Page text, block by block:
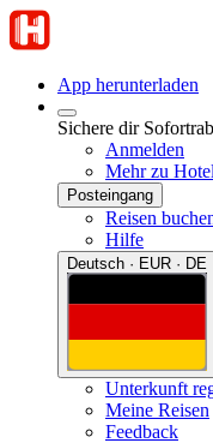
App herunterladen
Sichere dir
Anmelden
Mehr zu
Posteingang
Reisen
Hilfe
Deutsch · EUR · DE
Unterkunft
Meine Reisen
Feedback